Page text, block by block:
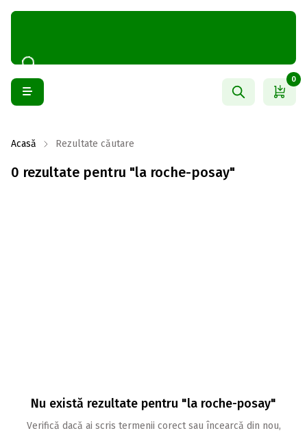
0
Acasă Rezultate căutare
0 rezultate pentru "la roche-posay"
Nu există rezultate pentru "la roche-posay"
Verifică dacă ai scris termenii corect sau încearcă din nou,